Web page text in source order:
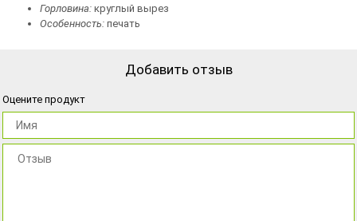
Горловина: круглый вырез
Особенность: печать
Добавить отзыв
Оцените продукт